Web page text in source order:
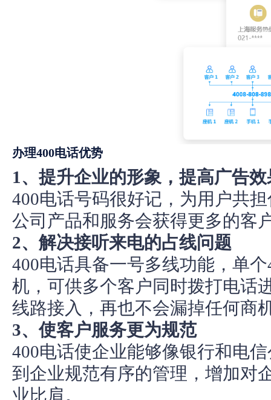
办理400电话优势
1、提升企业的形象，提高广告效
400电话号码很好记，为用户共
公司产品和服务会获得更多的客
2、解决接听来电的占线问题
400电话具备一号多线功能，单
机，可供多个客户同时拨打电话
线路接入，再也不会漏掉任何商
3、使客户服务更为规范
400电话使企业能够像银行和电
到企业规范有序的管理，增加对
业比肩。